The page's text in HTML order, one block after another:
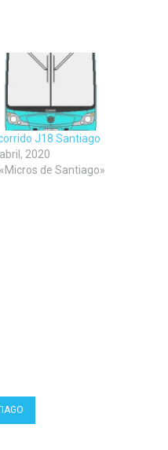
J18 Santiago
2020
de Santiago»